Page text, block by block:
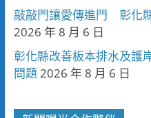
敲敲門讓愛傳進門 彰化
2026 年 8 月 6 日
彰化縣改善板本排水及
問題 2026 年 8 月 6 日